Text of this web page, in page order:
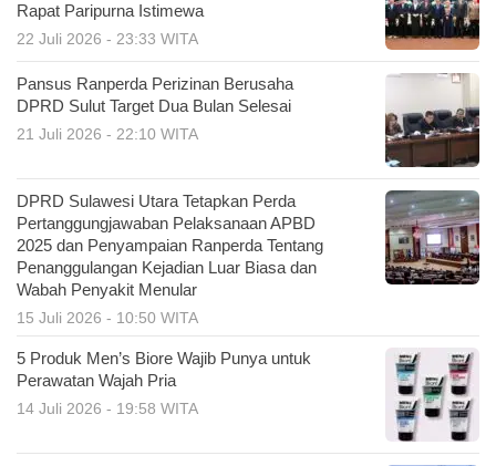
Rapat Paripurna Istimewa
22 Juli 2026 - 23:33 WITA
Pansus Ranperda Perizinan Berusaha
DPRD Sulut Target Dua Bulan Selesai
21 Juli 2026 - 22:10 WITA
DPRD Sulawesi Utara Tetapkan Perda
Pertanggungjawaban Pelaksanaan APBD
2025 dan Penyampaian Ranperda Tentang
Penanggulangan Kejadian Luar Biasa dan
Wabah Penyakit Menular
15 Juli 2026 - 10:50 WITA
5 Produk Men’s Biore Wajib Punya untuk
Perawatan Wajah Pria
14 Juli 2026 - 19:58 WITA